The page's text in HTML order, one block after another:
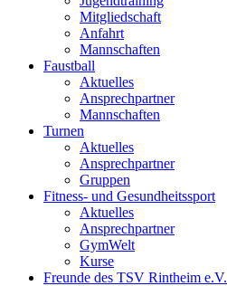
Mitgliedschaft
Anfahrt
Mannschaften
Faustball
Aktuelles
Ansprechpartner
Mannschaften
Turnen
Aktuelles
Ansprechpartner
Gruppen
Fitness- und Gesundheitssport
Aktuelles
Ansprechpartner
GymWelt
Kurse
Freunde des TSV Rintheim e.V.